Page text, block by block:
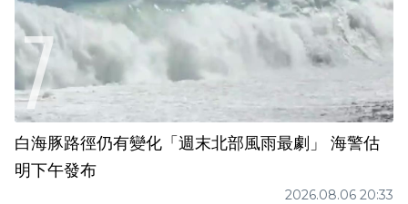
白海豚路徑仍有變化「週末北部風雨最劇」 海警估
明下午發布
2026.08.06 20:33